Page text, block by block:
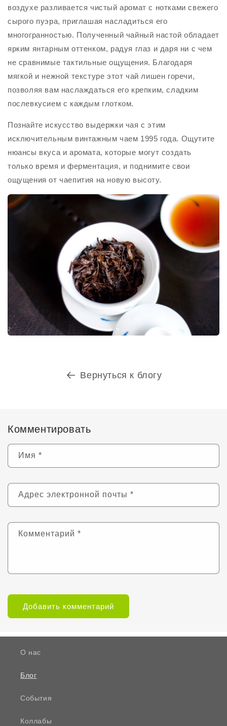
воздухе разливается чистый аромат с нотками свежего
сырого пуэра, приглашая насладиться его
многогранностью. Полученный чайный настой обладает
ярким янтарным оттенком, радуя глаз и даря ни с чем
не сравнимые тактильные ощущения. Благодаря
мягкой и нежной текстуре этот чай лишен горечи,
позволяя вам наслаждаться его крепким, сладким
послевкусием с каждым глотком.
Познайте искусство выдержки чая с этим
исключительным винтажным чаем 1995 года. Ощутите
нюансы вкуса и аромата, которые могут создать
только время и ферментация, и поднимите свои
ощущения от чаепития на новую высоту.
Вернуться к блогу
Комментировать
Имя *
Адрес электронной почты *
Комментарий *
О нас
Блог
События
Коллабы